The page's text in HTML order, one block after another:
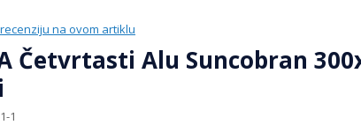
na ovom artiklu
Četvrtasti Alu Suncobran
1